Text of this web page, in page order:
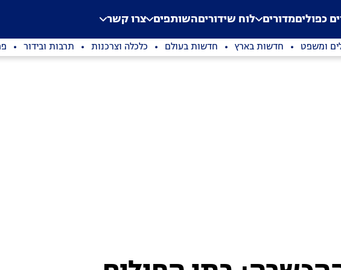
Application error: a
. כפוליםמדורים לוח שידוריםהשותפים צרו קשר
ומשפט חדשות בארץ חדשות בעולם כלכלה וצרכנות תרבות ובידור